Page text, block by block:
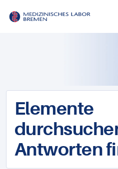
Elemente
Antworten